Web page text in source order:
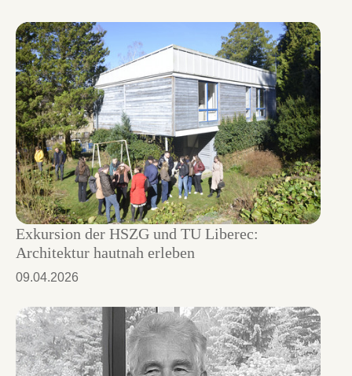
Exkursion der HSZG und TU Liberec:
Architektur hautnah erleben
09.04.2026